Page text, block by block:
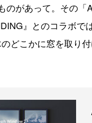
のがあって。その
』とのコラボ
どこかに窓を取り